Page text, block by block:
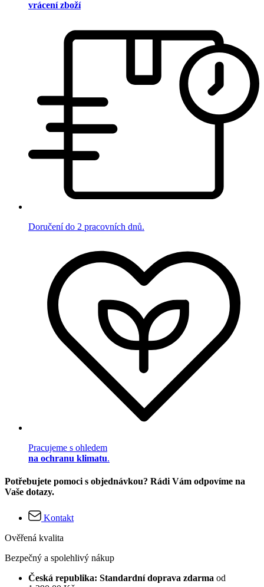
vrácení zboží
Doručení do 2 pracovních dnů.
Pracujeme s ohledem
na ochranu klimatu.
Potřebujete pomoci s objednávkou? Rádi Vám odpovíme na
Vaše dotazy.
Kontakt
Ověřená kvalita
Bezpečný a spolehlivý nákup
Česká republika: Standardní doprava zdarma od